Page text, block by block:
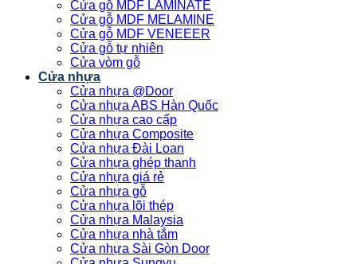
Cửa gỗ MDF LAMINATE
Cửa gỗ MDF MELAMINE
Cửa gỗ MDF VENEEER
Cửa gỗ tự nhiên
Cửa vòm gỗ
Cửa nhựa
Cửa nhựa @Door
Cửa nhựa ABS Hàn Quốc
Cửa nhựa cao cấp
Cửa nhựa Composite
Cửa nhựa Đài Loan
Cửa nhựa ghép thanh
Cửa nhựa giá rẻ
Cửa nhựa gỗ
Cửa nhựa lõi thép
Cửa nhựa Malaysia
Cửa nhựa nhà tắm
Cửa nhựa Sài Gòn Door